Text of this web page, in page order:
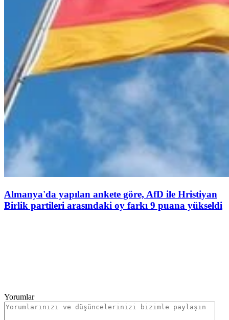
Almanya'da yapılan ankete göre, AfD ile Hristiyan
Birlik partileri arasındaki oy farkı 9 puana yükseldi
Yorumlar